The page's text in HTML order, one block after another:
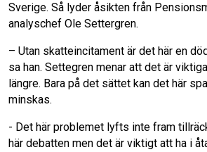
Sverige. Så lyder åsikten från
analyschef Ole Settergren.
– Utan skatteincitament är det här en
sa han. Settegren menar att det är
längre. Bara på det sättet kan det här
minskas.
- Det här problemet lyfts inte fram
här debatten men det är viktigt att ha i